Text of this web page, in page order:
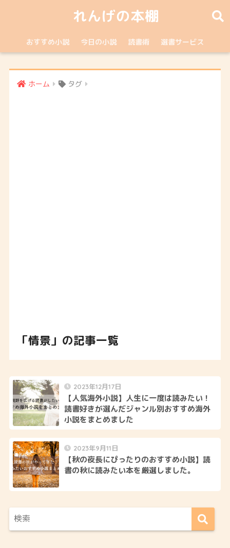
れんげの本棚
おすすめ小説 今日の小説 読書術 選書サービス
ホーム タグ
「情景」の記事一覧
2023年12月17日
【人気海外小説】人生に一度は読みたい！
読書好きが選んだジャンル別おすすめ海外
小説をまとめました
2023年9月11日
【秋の夜長にぴったりのおすすめ小説】読
書の秋に読みたい本を厳選しました。